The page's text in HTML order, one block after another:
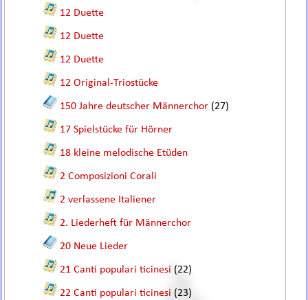
12 Duette
12 Duette
12 Duette
12 Original-Triostücke
150 Jahre deutscher Männerchor (27)
17 Spielstücke für Hörner
18 kleine melodische Etüden
2 Composizioni Corali
2 verlassene Italiener
2. Liederheft für Männerchor
20 Neue Lieder
21 Canti populari ticinesi (22)
22 Canti populari ticinesi (23)